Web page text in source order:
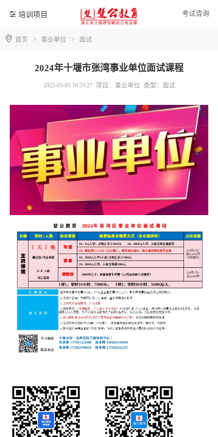
培训项目 考试咨询
首页 > 事业单位 > 面试
2024年十堰市张湾事业单位面试课程
2025-03-03 10:33:27 项目：事业单位 类型：面试